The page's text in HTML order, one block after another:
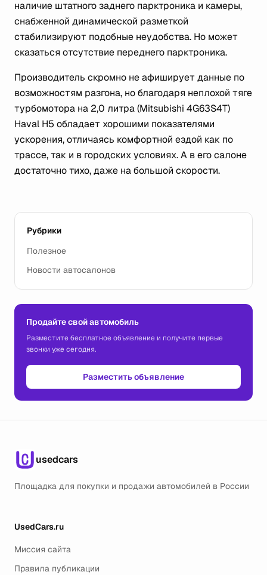
наличие штатного заднего парктроника и камеры,
снабженной динамической разметкой
стабилизируют подобные неудобства. Но может
сказаться отсутствие переднего парктроника.
Производитель скромно не афиширует данные по
возможностям разгона, но благодаря неплохой тяге
турбомотора на 2,0 литра (Mitsubishi 4G63S4T)
Haval H5 обладает хорошими показателями
ускорения, отличаясь комфортной ездой как по
трассе, так и в городских условиях. А в его салоне
достаточно тихо, даже на большой скорости.
Рубрики
Полезное
Новости автосалонов
Продайте свой автомобиль
Разместите бесплатное объявление и получите первые
звонки уже сегодня.
Разместить объявление
usedcars
Площадка для покупки и продажи автомобилей в России
UsedCars.ru
Миссия сайта
Правила публикации